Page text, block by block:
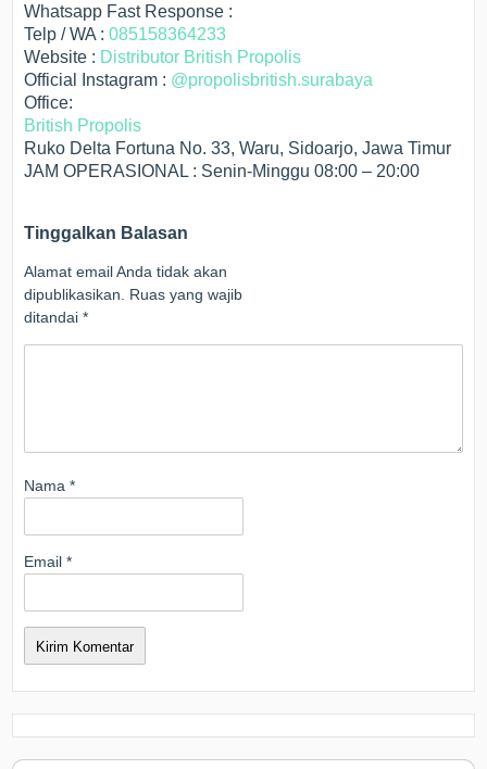
Whatsapp Fast Response :
Telp / WA :085158364233
Website : Distributor British Propolis
Official Instagram : @propolisbritish.surabaya
Office:
British Propolis
Ruko Delta Fortuna No. 33, Waru, Sidoarjo, Jawa Timur
JAM OPERASIONAL : Senin-Minggu 08:00 – 20:00
Tinggalkan Balasan
Alamat email Anda tidak akan
dipublikasikan.
Ruas yang wajib
ditandai*
Nama*
Email*